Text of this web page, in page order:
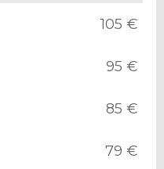
105 €
95 €
85 €
79 €